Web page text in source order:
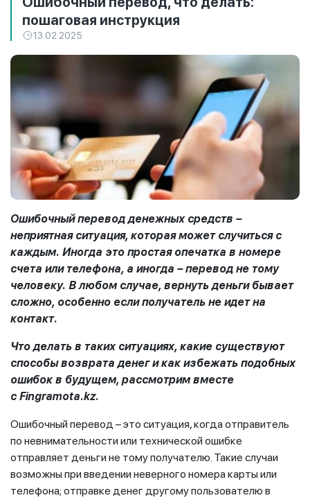
пошаговая инструкция
13.02.2025
Ошибочный перевод денежных средств –
неприятная ситуация, которая может случиться с
каждым. Иногда это простая опечатка в номере
счета или телефона, а иногда – перевод не тому
человеку. В любом случае, вернуть деньги бывает
сложно, особенно если получатель не идет на
контакт.
Что делать в таких ситуациях, какие существуют
способы возврата денег и как избежать подобных
ошибок в будущем, рассмотрим вместе
сFingramota.kz.
Ошибочный перевод – это ситуация, когда отправитель
по невнимательности или технической ошибке
отправляет деньги не тому получателю. Такие случаи
возможны при введении неверного номера карты или
телефона; отправке денег другому пользователю в